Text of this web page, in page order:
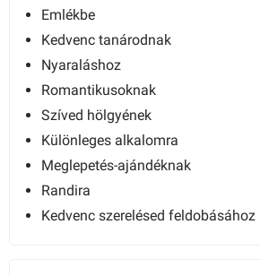
Emlékbe
Kedvenc tanárodnak
Nyaraláshoz
Romantikusoknak
Szíved hölgyének
Különleges alkalomra
Meglepetés-ajándéknak
Randira
Kedvenc szerelésed feldobásához